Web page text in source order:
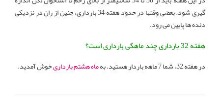
گیری شود. بعضی وقتها در حدود هفته 34 بارداری، جنین از ران در نزدیکی
دنده ها پایین می رود.
هفته 32 بارداری چند ماهگی بارداری است؟
در هفته 32، شما 7 ماهه باردار هستید. به ماه هشتم بارداریخوش آمدید.